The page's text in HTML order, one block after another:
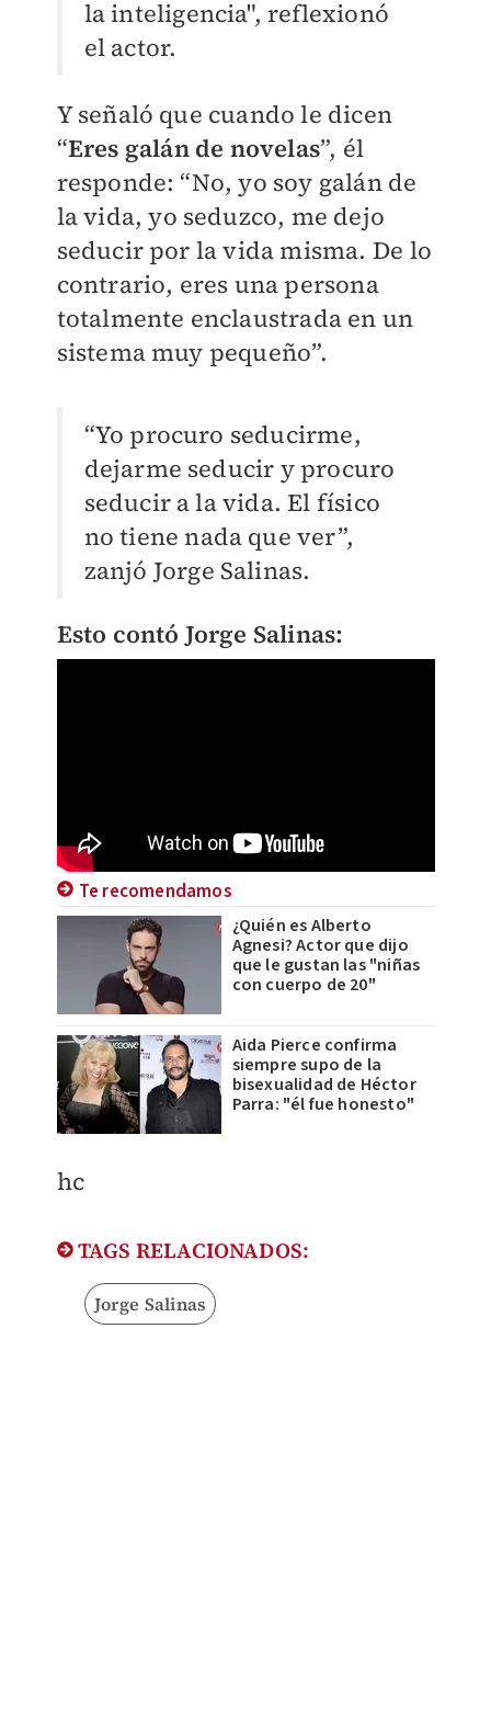
la inteligencia", reflexionó
el actor.
Y señaló que cuando le dicen
“Eres galán de novelas”, él
responde: “No, yo soy galán de
la vida, yo seduzco, me dejo
seducir por la vida misma. De lo
contrario, eres una persona
totalmente enclaustrada en un
sistema muy pequeño”.
“Yo procuro seducirme,
dejarme seducir y procuro
seducir a la vida. El físico
no tiene nada que ver”,
zanjó Jorge Salinas.
Esto contó Jorge Salinas:
Te recomendamos
¿Quién es Alberto
Agnesi? Actor que dijo
que le gustan las "niñas
con cuerpo de 20"
Aida Pierce confirma
siempre supo de la
bisexualidad de Héctor
Parra: "él fue honesto"
hc
TAGS RELACIONADOS:
Jorge Salinas